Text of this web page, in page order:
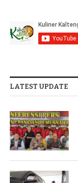
LATEST UPDATE